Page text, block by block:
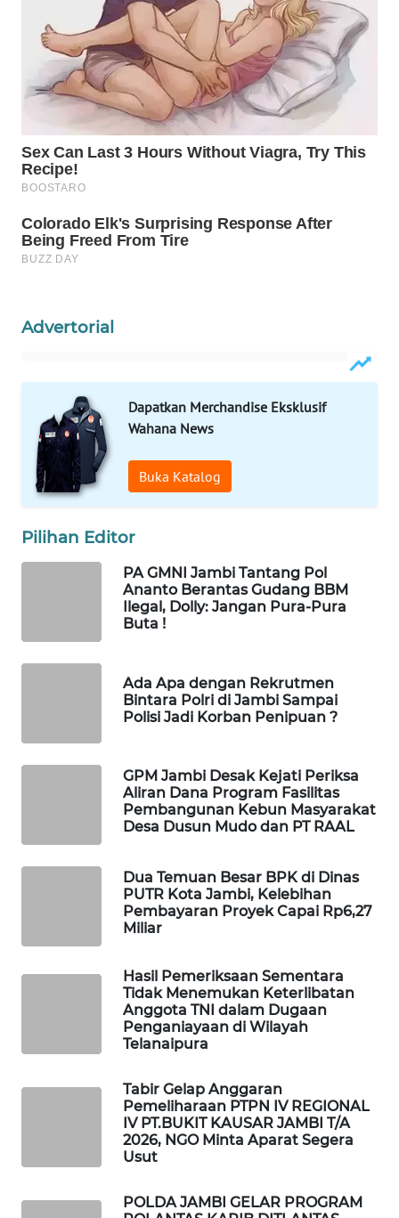
Advertorial
Dapatkan Merchandise Eksklusif
Wahana News
Buka Katalog
Pilihan Editor
PA GMNI Jambi Tantang Pol
Ananto Berantas Gudang BBM
Ilegal, Dolly: Jangan Pura-Pura
Buta !
Ada Apa dengan Rekrutmen
Bintara Polri di Jambi Sampai
Polisi Jadi Korban Penipuan ?
GPM Jambi Desak Kejati Periksa
Aliran Dana Program Fasilitas
Pembangunan Kebun Masyarakat
Desa Dusun Mudo dan PT RAAL
Dua Temuan Besar BPK di Dinas
PUTR Kota Jambi, Kelebihan
Pembayaran Proyek Capai Rp6,27
Miliar
Hasil Pemeriksaan Sementara
Tidak Menemukan Keterlibatan
Anggota TNI dalam Dugaan
Penganiayaan di Wilayah
Telanaipura
Tabir Gelap Anggaran
Pemeliharaan PTPN IV REGIONAL
IV PT.BUKIT KAUSAR JAMBI T/A
2026, NGO Minta Aparat Segera
Usut
POLDA JAMBI GELAR PROGRAM
WAHANA
INFRASTRUKTUR
WAHANA
WAHANA
LISTRIK
WAHANA
TRAVEL
ID
WAHANANEWS
CO ID
WAHANANEWS
WAHANA
UMKM
OTOMOTIF
DESA
WAHANA
KONSUMEN